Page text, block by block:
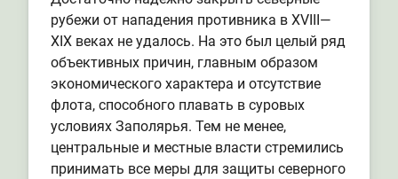
рубежи от нападения противника в XVIII—
XIX веках не удалось. На это был целый ряд
объективных причин, главным образом
экономического характера и отсутствие
флота, способного плавать в суровых
условиях Заполярья. Тем не менее,
центральные и местные власти стремились
принимать все меры для защиты северного